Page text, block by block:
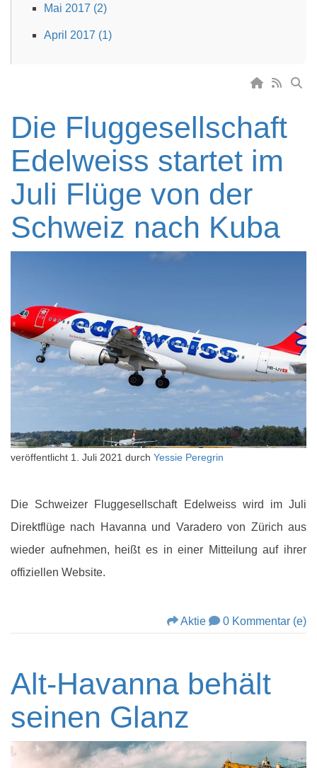
Mai 2017 (2)
April 2017 (1)
Die Fluggesellschaft
Edelweiss startet im
Juli Flüge von der
Schweiz nach Kuba
veröffentlicht 1. Juli 2021 durch Yessie Peregrin
Die Schweizer Fluggesellschaft Edelweiss wird im Juli
Direktflüge nach Havanna und Varadero von Zürich aus
wieder aufnehmen, heißt es in einer Mitteilung auf ihrer
offiziellen Website.
Aktie 0 Kommentar (e)
Alt-Havanna behält
seinen Glanz